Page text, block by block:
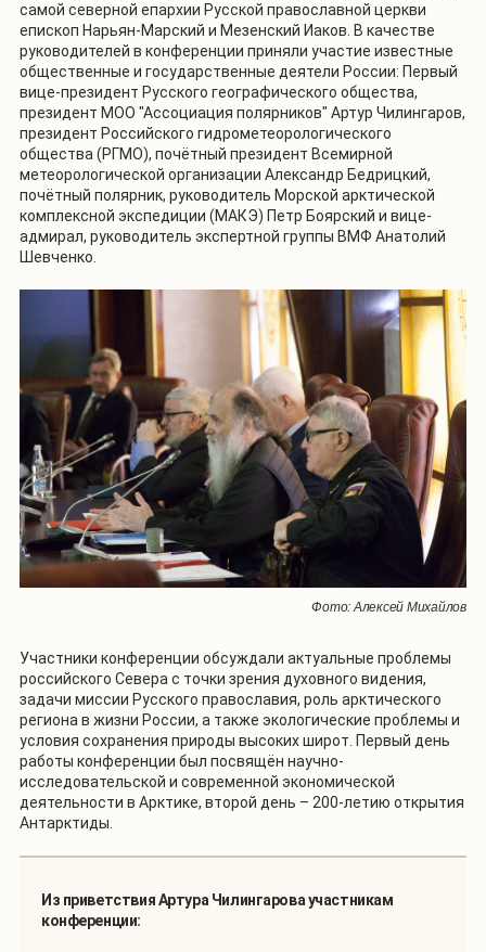
самой северной епархии Русской православной церкви
епископ Нарьян-Марский и Мезенский Иаков. В качестве
руководителей в конференции приняли участие известные
общественные и государственные деятели России: Первый
вице-президент Русского географического общества,
президент МОО "Ассоциация полярников" Артур Чилингаров,
президент Российского гидрометеорологического
общества (РГМО), почётный президент Всемирной
метеорологической организации Александр Бедрицкий,
почётный полярник, руководитель Морской арктической
комплексной экспедиции (МАКЭ) Петр Боярский и вице-
адмирал, руководитель экспертной группы ВМФ Анатолий
Шевченко.
Фото: Алексей Михайлов
Участники конференции обсуждали актуальные проблемы
российского Севера с точки зрения духовного видения,
задачи миссии Русского православия, роль арктического
региона в жизни России, а также экологические проблемы и
условия сохранения природы высоких широт. Первый день
работы конференции был посвящён научно-
исследовательской и современной экономической
деятельности в Арктике, второй день – 200-летию открытия
Антарктиды.
Из приветствия Артура Чилингарова участникам
конференции: